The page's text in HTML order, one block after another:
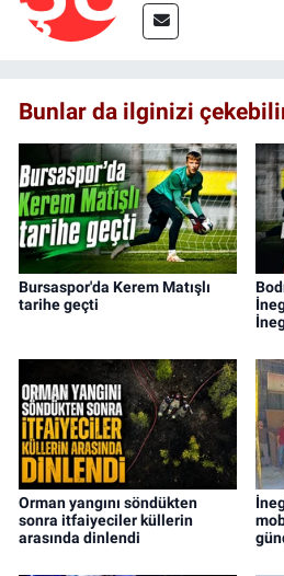
Bunlar da ilginizi
Bursaspor'da Kerem Matışlı
tarihe geçti
Orman yangını söndükten
sonra itfaiyeciler küllerin
arasında dinlendi